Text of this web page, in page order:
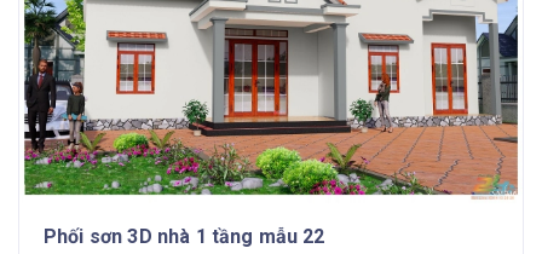
Phối sơn 3D nhà 1 tầng mẫu 22